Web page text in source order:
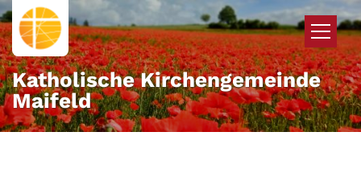
Zum Inhalt springen
Katholische Kirchengemeinde
Maifeld